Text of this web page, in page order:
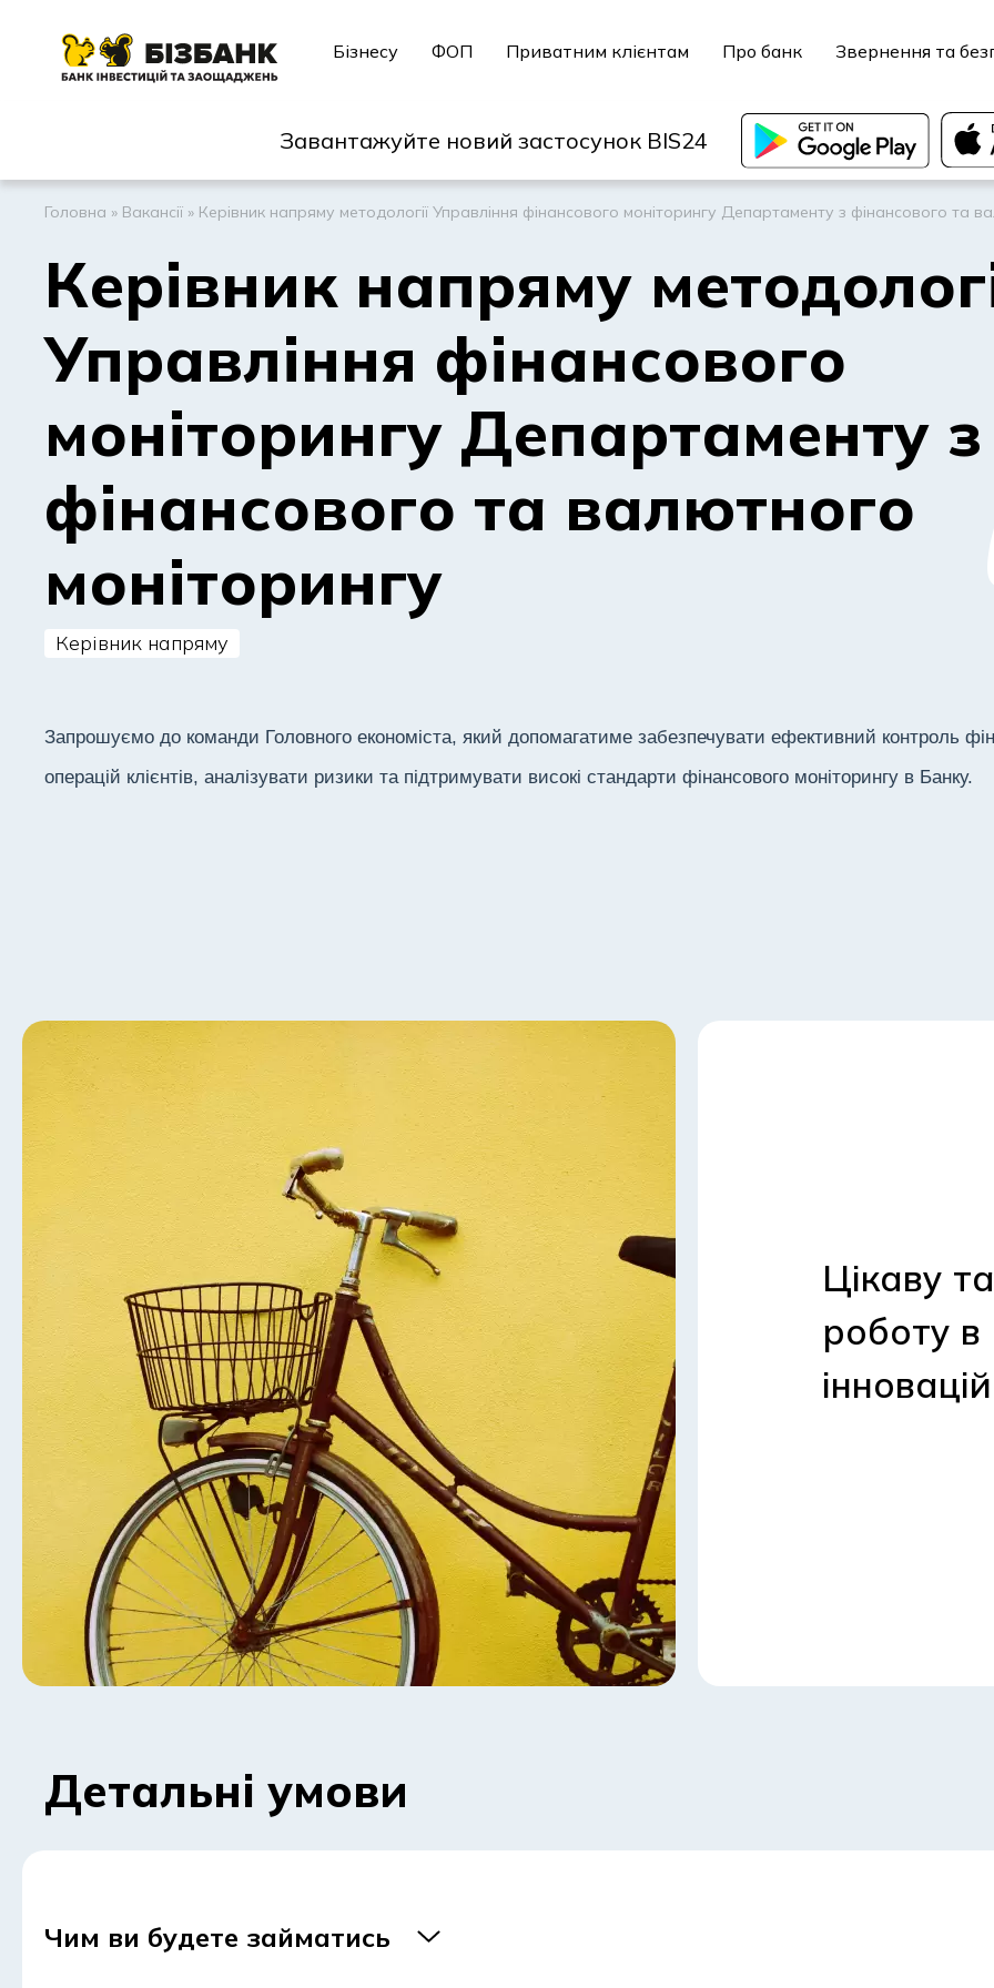
Бізнесу ФОП Приватним клієнтам Про банк Звернення та
Завантажуйте новий застосунок BIS24
Головна » Вакансії » Керівник напряму методології Управління фінансового моніторингу Департаменту з фінансового та
Керівник напряму
Управління фінансового
моніторингу Департаменту з
фінансового та валютного
моніторингу
Керівник напряму
Запрошуємо до команди Головного економіста, який допомагатиме забезпечувати ефективний контроль
операцій клієнтів, аналізувати ризики та підтримувати високі стандарти фінансового моніторингу в Банку.
Цікаву
роботу в
Детальні умови
Чим ви будете займатись